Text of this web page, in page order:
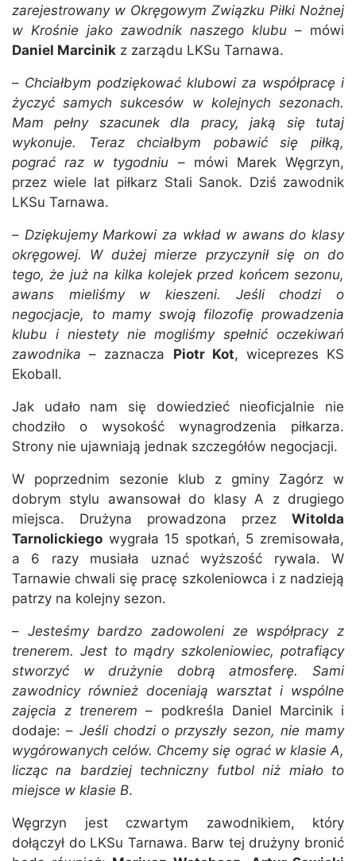
zarejestrowany w Okręgowym Związku Piłki Nożnej
w Krośnie jako zawodnik naszego klubu – mówi
Daniel Marcinik z zarządu LKSu Tarnawa.
– Chciałbym podziękować klubowi za współpracę i
życzyć samych sukcesów w kolejnych sezonach.
Mam pełny szacunek dla pracy, jaką się tutaj
wykonuje. Teraz chciałbym pobawić się piłką,
pograć raz w tygodniu – mówi Marek Węgrzyn,
przez wiele lat piłkarz Stali Sanok. Dziś zawodnik
LKSu Tarnawa.
– Dziękujemy Markowi za wkład w awans do klasy
okręgowej. W dużej mierze przyczynił się on do
tego, że już na kilka kolejek przed końcem sezonu,
awans mieliśmy w kieszeni. Jeśli chodzi o
negocjacje, to mamy swoją filozofię prowadzenia
klubu i niestety nie mogliśmy spełnić oczekiwań
zawodnika – zaznacza Piotr Kot, wiceprezes KS
Ekoball.
Jak udało nam się dowiedzieć nieoficjalnie nie
chodziło o wysokość wynagrodzenia piłkarza.
Strony nie ujawniają jednak szczegółów negocjacji.
W poprzednim sezonie klub z gminy Zagórz w
dobrym stylu awansował do klasy A z drugiego
miejsca. Drużyna prowadzona przez Witolda
Tarnolickiego wygrała 15 spotkań, 5 zremisowała,
a 6 razy musiała uznać wyższość rywala. W
Tarnawie chwali się pracę szkoleniowca i z nadzieją
patrzy na kolejny sezon.
– Jesteśmy bardzo zadowoleni ze współpracy z
trenerem. Jest to mądry szkoleniowiec, potrafiący
stworzyć w drużynie dobrą atmosferę. Sami
zawodnicy również doceniają warsztat i wspólne
zajęcia z trenerem – podkreśla Daniel Marcinik i
dodaje: – Jeśli chodzi o przyszły sezon, nie mamy
wygórowanych celów. Chcemy się ograć w klasie A,
licząc na bardziej techniczny futbol niż miało to
miejsce w klasie B.
Węgrzyn jest czwartym zawodnikiem, który
dołączył do LKSu Tarnawa. Barw tej drużyny bronić